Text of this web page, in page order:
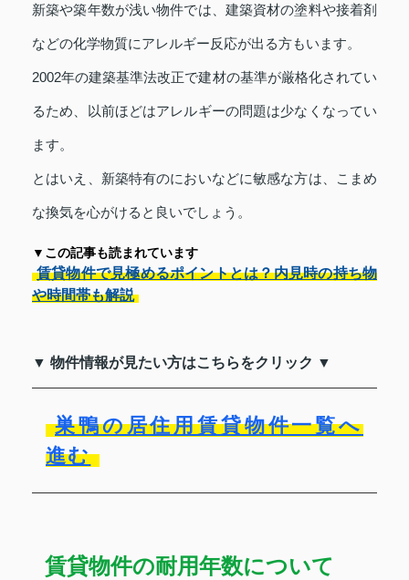
新築や築年数が浅い物件では、建築資材の塗料や接着剤
などの化学物質にアレルギー反応が出る方もいます。
2002年の建築基準法改正で建材の基準が厳格化されてい
るため、以前ほどはアレルギーの問題は少なくなってい
ます。
とはいえ、新築特有のにおいなどに敏感な方は、こまめ
な換気を心がけると良いでしょう。
▼この記事も読まれています
賃貸物件で見極めるポイントとは？内見時の持ち物
や時間帯も解説
▼ 物件情報が見たい方はこちらをクリック ▼
巣鴨の居住用賃貸物件一覧へ
進む
賃貸物件の耐用年数について